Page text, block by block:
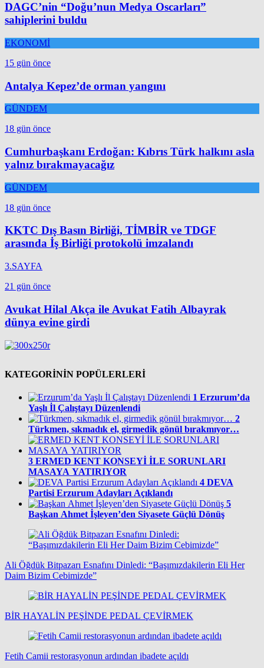
DAGC’nin “Doğu’nun Medya Oscarları”
sahiplerini buldu
EKONOMİ
15 gün önce
Antalya Kepez’de orman yangını
GÜNDEM
18 gün önce
Cumhurbaşkanı Erdoğan: Kıbrıs Türk halkını asla
yalnız bırakmayacağız
GÜNDEM
18 gün önce
KKTC Dış Basın Birliği, TİMBİR ve TDGF
arasında İş Birliği protokolü imzalandı
3.SAYFA
21 gün önce
Avukat Hilal Akça ile Avukat Fatih Albayrak
dünya evine girdi
KATEGORİNİN POPÜLERLERİ
1 Erzurum’da
Yaşlı İl Çalıştayı Düzenlendi
2
Türkmen, sıkmadık el, girmedik gönül bırakmıyor…
3 ERMED KENT KONSEYİ İLE SORUNLARI
MASAYA YATIRIYOR
4 DEVA
Partisi Erzurum Adayları Açıklandı
5
Başkan Ahmet İşleyen’den Siyasete Güçlü Dönüş
Ali Öğdük Bitpazarı Esnafını Dinledi: “Başımızdakilerin Eli Her
Daim Bizim Cebimizde”
BİR HAYALİN PEŞİNDE PEDAL ÇEVİRMEK
Fetih Camii restorasyonun ardından ibadete açıldı